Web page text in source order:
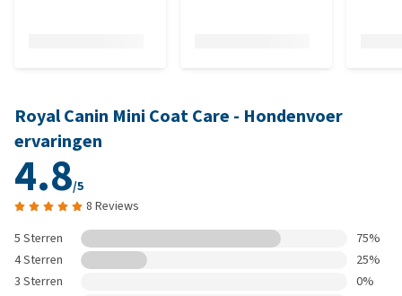
Royal Canin Mini Coat Care - Hondenvoer
ervaringen
4.8/5
8 Reviews
5 Sterren
75%
4 Sterren
25%
3 Sterren
0%